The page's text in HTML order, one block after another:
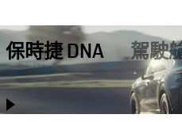
保時捷 DNA
Cayenne Coupé 比
以往任何時候都更
駕駛
保時捷車
的顯示